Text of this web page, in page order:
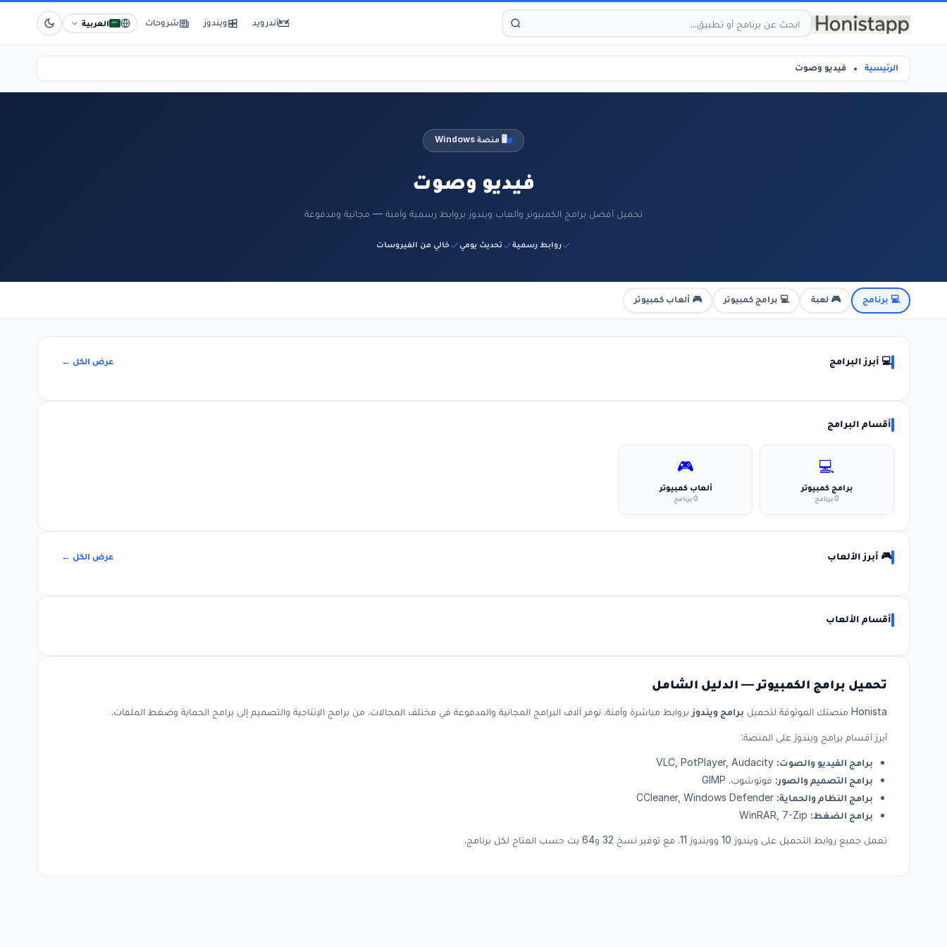
أندرويد ويندوز شروحات العربية
الرئيسية ● فيديو وصوت
🖥️ منصة Windows
فيديو وصوت
تحميل أفضل برامج الكمبيوتر وألعاب ويندوز بروابط رسمية وآمنة — مجانية ومدفوعة
روابط رسمية تحديث يومي خالي من الفيروسات
💻 برنامج 🎮 لعبة 💻 برامج كمبيوتر 🎮 ألعاب كمبيوتر
💻 أبرز البرامج عرض الكل ←
أقسام البرامج
💻
برامج كمبيوتر
0 برنامج
🎮
ألعاب كمبيوتر
0 برنامج
🎮 أبرز الألعاب عرض الكل ←
أقسام الألعاب
تحميل برامج الكمبيوتر — الدليل الشامل
Honista منصتك الموثوقة لتحميل برامج ويندوز بروابط مباشرة وآمنة. نوفر آلاف البرامج المجانية والمدفوعة في مختلف المجالات، من برامج الإنتاجية والتصميم إلى برامج الحماية وضغط الملفات.
أبرز أقسام برامج ويندوز على المنصة:
برامج الفيديو والصوت:
برامج التصميم والصور: فوتوشوب، GIMP
برامج النظام والحماية:
برامج الضغط:
تعمل جميع روابط التحميل على ويندوز 10 وويندوز 11، مع توفير نسخ 32 و64 بت حسب المتاح لكل برنامج.